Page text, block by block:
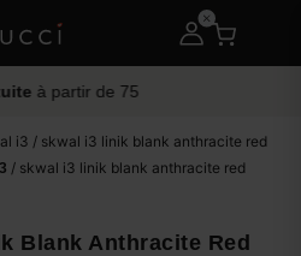
à partir de 75
i3 / skwal i3 linik blank anthracite red
/ skwal i3 linik blank anthracite red
Blank Anthracite Red